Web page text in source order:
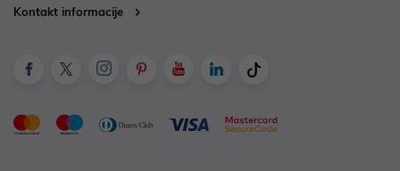
Kontakt informacije